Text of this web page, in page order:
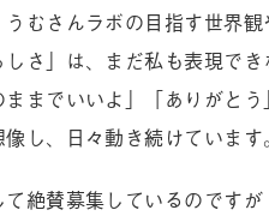
むさんラボの目指す世界
さ」は、まだ私も表現でき
までいいよ」「ありがと
し、日々動き続けています。
絶賛募集しているのです